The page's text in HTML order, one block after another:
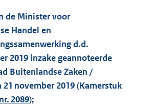
de Minister voor
Handel en
d.d.
2019 inzake geannoteerde
Buitenlandse Zaken /
21 november 2019 (Kamerstuk
2089);